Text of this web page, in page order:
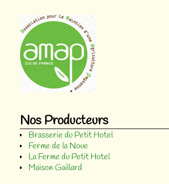
Nos Producteurs
Brasserie du Petit Hotel
Ferme de la Noue
La Ferme du Petit Hotel
Maison Gaillard